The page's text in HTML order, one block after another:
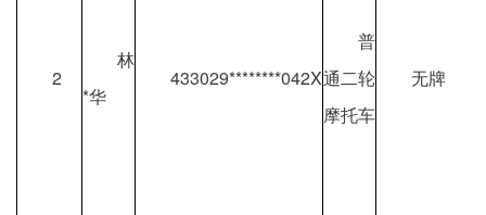
2
林
*华
433029********042X
普
通二轮
摩托车
无牌